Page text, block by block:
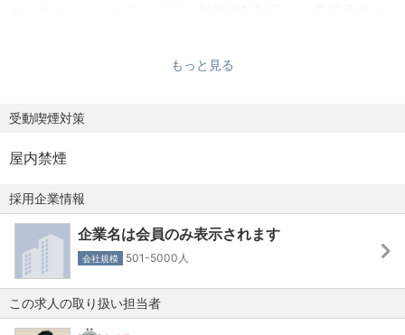
相続税申告・所得税申告、といった幅広い業務に早いうち
もっと見る
受動喫煙対策
屋内禁煙
採用企業情報
企業名は会員のみ表示されます
会社規模 501-5000人
この求人の取り扱い担当者